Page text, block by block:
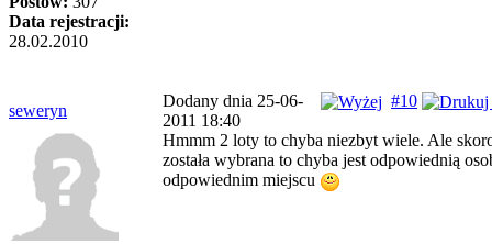
Data rejestracji:
28.02.2010
seweryn
#10
Dodany dnia 25-06-
2011 18:40
Hmmm 2 loty to chyba niezbyt wiele. Ale
została wybrana to chyba jest odpowiednią
odpowiednim miejscu